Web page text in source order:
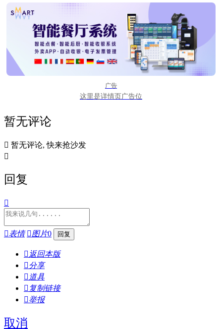
广告
这里是详情页广告位
暂无评论
 暂无评论, 快来抢沙发

回复

表情 图片0
 返回本版
分享
 道具
 复制链接
举报
取消